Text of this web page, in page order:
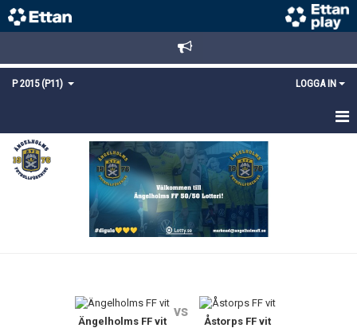
P 2015 (P11) LOGGA IN
HEM
NYHETER
Ängelholms FF vit
vs
Åstorps FF vit